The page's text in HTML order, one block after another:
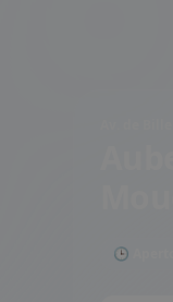
🕒 Aperto